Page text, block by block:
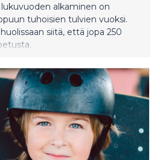
alkaminen on
tuhoisien tulvien vuoksi.
siitä, että jopa 250